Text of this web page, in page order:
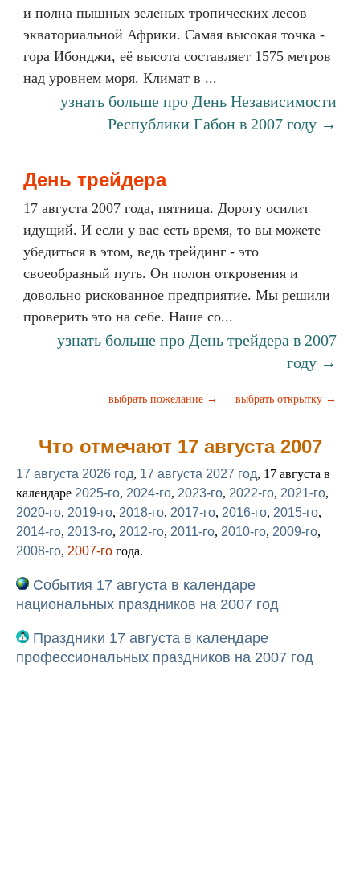
и полна пышных зеленых тропических лесов
экваториальной Африки. Самая высокая точка -
гора Ибонджи, её высота составляет 1575 метров
над уровнем моря. Климат в ...
узнать больше про День Независимости
Республики Габон в 2007 году →
День трейдера
17 августа 2007 года, пятница. Дорогу осилит
идущий. И если у вас есть время, то вы можете
убедиться в этом, ведь трейдинг - это
своеобразный путь. Он полон откровения и
довольно рискованное предприятие. Мы решили
проверить это на себе. Наше со...
узнать больше про День трейдера в 2007
году →
выбрать открытку →
выбрать пожелание →
Что отмечают 17 августа 2007
17 августа 2026 год, 17 августа 2027 год, 17 августа в
календаре 2025-го, 2024-го, 2023-го, 2022-го, 2021-го,
2020-го, 2019-го, 2018-го, 2017-го, 2016-го, 2015-го,
2014-го, 2013-го, 2012-го, 2011-го, 2010-го, 2009-го,
2008-го, 2007-го года.
События 17 августа в календаре
национальных праздников на 2007 год
Праздники 17 августа в календаре
профессиональных праздников на 2007 год